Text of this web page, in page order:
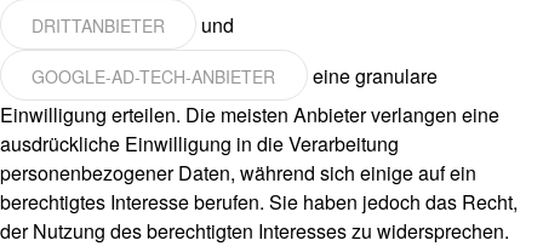
DRITTANBIETER und
GOOGLE-AD-TECH-ANBIETER
eine granulare
Einwilligung erteilen. Die meisten Anbieter verlangen eine
ausdrückliche Einwilligung in die Verarbeitung
personenbezogener Daten, während sich einige auf ein
berechtigtes Interesse berufen. Sie haben jedoch das Recht,
der Nutzung des berechtigten Interesses zu widersprechen.